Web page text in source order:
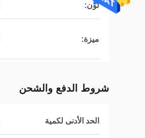
لون:
ميزة:
شروط الدفع والشحن
الحد الأدنى لكمية